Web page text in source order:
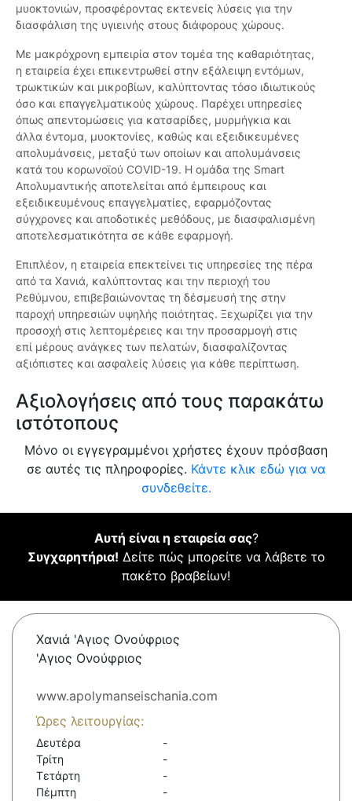
μυοκτονιών, προσφέροντας εκτενείς λύσεις για την
διασφάλιση της υγιεινής στους διάφορους χώρους.
Με μακρόχρονη εμπειρία στον τομέα της καθαριότητας,
η εταιρεία έχει επικεντρωθεί στην εξάλειψη εντόμων,
τρωκτικών και μικροβίων, καλύπτοντας τόσο ιδιωτικούς
όσο και επαγγελματικούς χώρους. Παρέχει υπηρεσίες
όπως απεντομώσεις για κατσαρίδες, μυρμήγκια και
άλλα έντομα, μυοκτονίες, καθώς και εξειδικευμένες
απολυμάνσεις, μεταξύ των οποίων και απολυμάνσεις
κατά του κορωνοϊού COVID-19. Η ομάδα της Smart
Απολυμαντικής αποτελείται από έμπειρους και
εξειδικευμένους επαγγελματίες, εφαρμόζοντας
σύγχρονες και αποδοτικές μεθόδους, με διασφαλισμένη
αποτελεσματικότητα σε κάθε εφαρμογή.
Επιπλέον, η εταιρεία επεκτείνει τις υπηρεσίες της πέρα
από τα Χανιά, καλύπτοντας και την περιοχή του
Ρεθύμνου, επιβεβαιώνοντας τη δέσμευσή της στην
παροχή υπηρεσιών υψηλής ποιότητας. Ξεχωρίζει για την
προσοχή στις λεπτομέρειες και την προσαρμογή στις
επί μέρους ανάγκες των πελατών, διασφαλίζοντας
αξιόπιστες και ασφαλείς λύσεις για κάθε περίπτωση.
Αξιολογήσεις από τους παρακάτω
ιστότοπους
Μόνο οι εγγεγραμμένοι χρήστες έχουν πρόσβαση
σε αυτές τις πληροφορίες. Κάντε κλικ εδώ για να
συνδεθείτε.
Αυτή είναι η εταιρεία σας?
Συγχαρητήρια! Δείτε πώς μπορείτε να λάβετε το
πακέτο βραβείων!
Χανιά 'Αγιος Ονούφριος
'Αγιος Ονούφριος
www.apolymanseischania.com
Ώρες λειτουργίας:
Δευτέρα
-
Τρίτη
-
Τετάρτη
-
Πέμπτη
-